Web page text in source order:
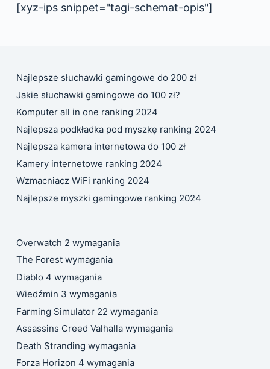
[xyz-ips snippet="tagi-schemat-opis"]
Najlepsze słuchawki gamingowe do 200 zł
Jakie słuchawki gamingowe do 100 zł?
Komputer all in one ranking 2024
Najlepsza podkładka pod myszkę ranking 2024
Najlepsza kamera internetowa do 100 zł
Kamery internetowe ranking 2024
Wzmacniacz WiFi ranking 2024
Najlepsze myszki gamingowe ranking 2024
Overwatch 2 wymagania
The Forest wymagania
Diablo 4 wymagania
Wiedźmin 3 wymagania
Farming Simulator 22 wymagania
Assassins Creed Valhalla wymagania
Death Stranding wymagania
Forza Horizon 4 wymagania